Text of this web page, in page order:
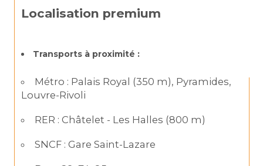
Localisation premium
Transports à proximité :
Métro : Palais Royal (350 m), Pyramides,
Louvre-Rivoli
RER : Châtelet - Les Halles (800 m)
SNCF : Gare Saint-Lazare